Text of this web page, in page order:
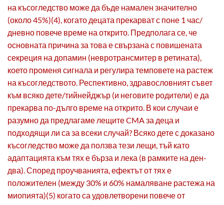
на късогледство може да бъде намален значително
(около 45%)(4), когато децата прекарват с поне 1 час/
дневно повече време на открито. Предполага се, че
основната причина за това е свързана с повишената
секреция на допамин (невротрансмитер в ретината),
което променя сигнала и регулира темповете на растеж
на късогледството. Респективно, здравословният съвет
към всяко дете/тийнейджър (и неговите родители) е да
прекарва по-дълго време на открито. В кои случаи е
разумно да предлагаме лещите CMA за деца и
подходящи ли са за всеки случай? Всяко дете с доказано
късогледство може да ползва тези лещи, тъй като
адаптацията към тях е бърза и лека (в рамките на ден-
два). Според проучванията, ефектът от тях е
положителен (между 30% и 60% намаляване растежа на
миопията)(5) когато са удовлетворени повече от